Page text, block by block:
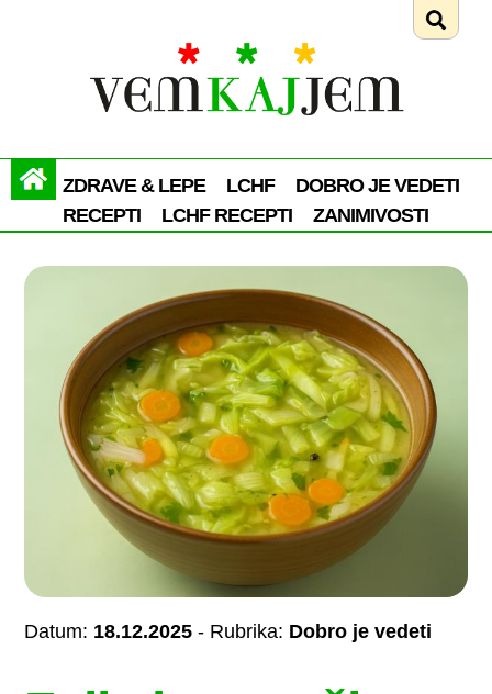
ZDRAVE & LEPE LCHF
DOBRO JE VEDETI
RECEPTI
LCHF RECEPTI ZANIMIVOSTI
Datum: 18.12.2025 - Rubrika: Dobro je vedeti